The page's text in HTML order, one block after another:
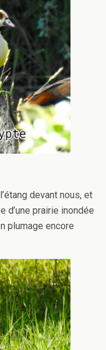
devant nous, et
d’une prairie inondée
plumage encore